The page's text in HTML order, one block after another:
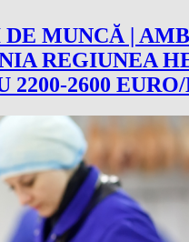
MUNCĂ |
REGIUNEA
2200-2600